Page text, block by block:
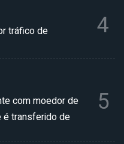
tráfico de
4
com moedor de
é transferido de
5